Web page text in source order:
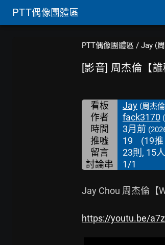
PTT偶像團體區
PTT偶像團體區 / Jay (
[影音] 周杰倫【
看板 Jay (周杰
作者 fack3170
時間 3月前
推噓 19 (19推
留言
23則, 15人
討論串 1/1
Jay Chou 周杰倫【
https://youtu.be/